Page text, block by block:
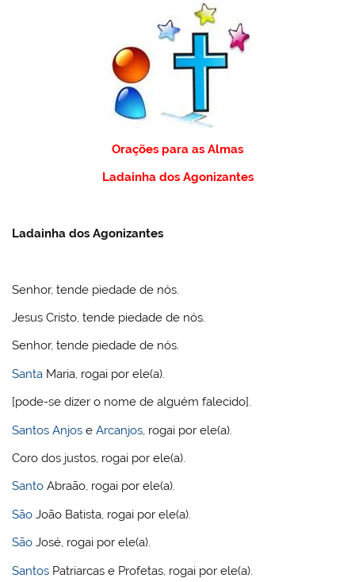
Orações para as Almas
Ladainha dos Agonizantes
Ladainha dos Agonizantes
Senhor, tende piedade de nós.
Jesus Cristo, tende piedade de nós.
Senhor, tende piedade de nós.
Santa Maria, rogai por ele(a).
[pode-se dizer o nome de alguém falecido].
Santos Anjos eArcanjos, rogai por ele(a).
Coro dos justos, rogai por ele(a).
Santo Abraão, rogai por ele(a).
São João Batista, rogai por ele(a).
São José, rogai por ele(a).
Santos Patriarcas e Profetas, rogai por ele(a).